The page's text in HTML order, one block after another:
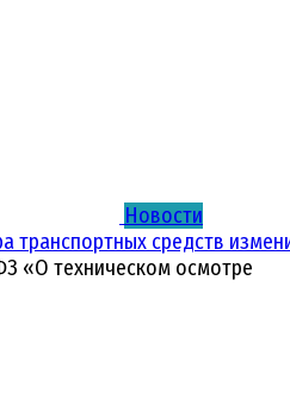
Новости
транспортных средств
«О техническом осмотре